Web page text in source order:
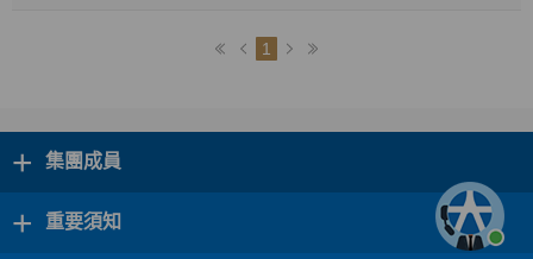
1
+ 集團成員
+ 重要須知